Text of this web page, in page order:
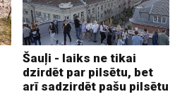
Šauļi - laiks ne tikai
dzirdēt par pilsētu, bet
arī sadzirdēt pašu pilsētu